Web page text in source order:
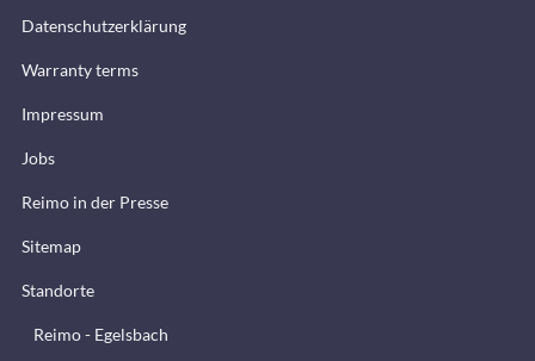
Datenschutzerklärung
Warranty terms
Impressum
Jobs
Reimo in der Presse
Sitemap
Standorte
Reimo - Egelsbach